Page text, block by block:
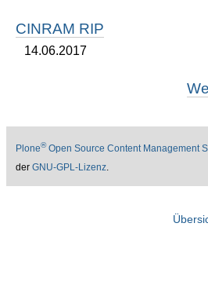
CINRAM RIP
14.06.2017
Plone®Open Source Content Management
der GNU-GPL-Lizenz.